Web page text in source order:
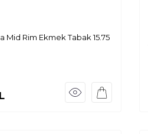
Mid Rim Ekmek Tabak 15.75